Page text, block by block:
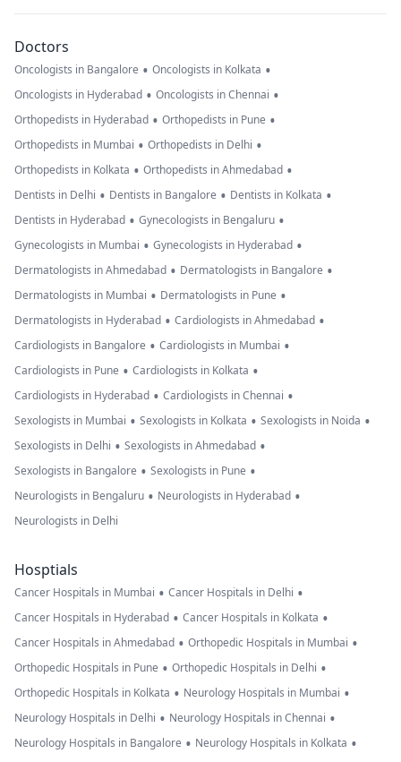
Doctors
Oncologists in Bangalore • Oncologists in Kolkata •
Oncologists in Hyderabad • Oncologists in Chennai •
Orthopedists in Hyderabad • Orthopedists in Pune •
Orthopedists in Mumbai • Orthopedists in Delhi •
Orthopedists in Kolkata • Orthopedists in Ahmedabad •
Dentists in Delhi • Dentists in Bangalore • Dentists in Kolkata •
Dentists in Hyderabad • Gynecologists in Bengaluru •
Gynecologists in Mumbai • Gynecologists in Hyderabad •
Dermatologists in Ahmedabad • Dermatologists in Bangalore •
Dermatologists in Mumbai • Dermatologists in Pune •
Dermatologists in Hyderabad • Cardiologists in Ahmedabad •
Cardiologists in Bangalore • Cardiologists in Mumbai •
Cardiologists in Pune • Cardiologists in Kolkata •
Cardiologists in Hyderabad • Cardiologists in Chennai •
Sexologists in Mumbai • Sexologists in Kolkata • Sexologists in Noida •
Sexologists in Delhi • Sexologists in Ahmedabad •
Sexologists in Bangalore • Sexologists in Pune •
Neurologists in Bengaluru • Neurologists in Hyderabad •
Neurologists in Delhi
Hosptials
Cancer Hospitals in Mumbai • Cancer Hospitals in Delhi •
Cancer Hospitals in Hyderabad • Cancer Hospitals in Kolkata •
Cancer Hospitals in Ahmedabad • Orthopedic Hospitals in Mumbai •
Orthopedic Hospitals in Pune • Orthopedic Hospitals in Delhi •
Orthopedic Hospitals in Kolkata • Neurology Hospitals in Mumbai •
Neurology Hospitals in Delhi • Neurology Hospitals in Chennai •
Neurology Hospitals in Bangalore • Neurology Hospitals in Kolkata •